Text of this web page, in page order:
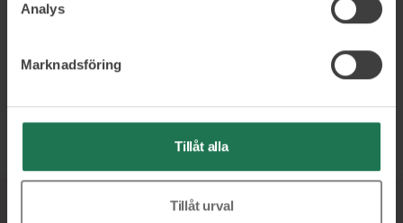
Analys
Marknadsföring
Tillåt alla
Tillåt urval
Hållbart arbetsliv